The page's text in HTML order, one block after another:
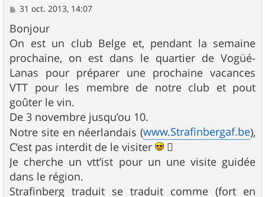
M
s
s
a
g
e
31 oct. 2013, 14:07
Bonjour
On est un club Belge et, pendant la semaine
prochaine, on est dans le quartier de Vogüé-
Lanas pour préparer une prochaine vacances
VTT pour les membre de notre club et pout
goûter le vin.
De 3 novembre jusqu’ou 10.
Notre site en néerlandais (www.Strafinbergaf.be),
C’est pas interdit de le visiter

Je cherche un vtt’ist pour un une visite guidée
dans le région.
Strafinberg traduit se traduit comme (fort en